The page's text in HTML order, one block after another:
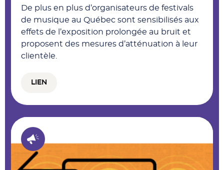
De plus en plus d’organisateurs de festivals
de musique au Québec sont sensibilisés aux
effets de l’exposition prolongée au bruit et
proposent des mesures d’atténuation à leur
clientèle.
LIEN